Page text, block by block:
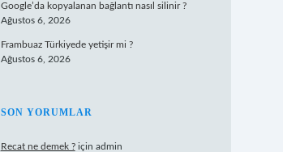
Google’da kopyalanan bağlantı nasıl silinir ?
Ağustos 6, 2026
Frambuaz Türkiyede yetişir mi ?
Ağustos 6, 2026
SON YORUMLAR
Recat ne demek ?için admin